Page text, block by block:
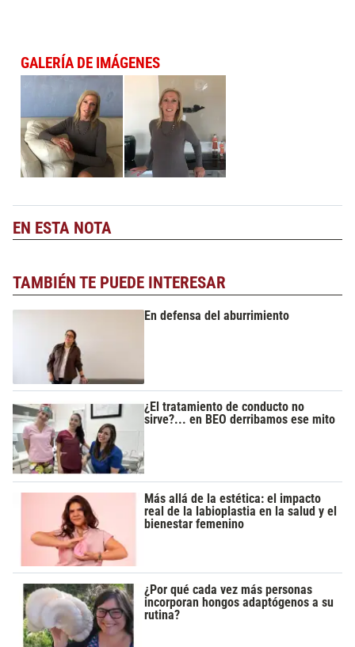
GALERÍA DE IMÁGENES
EN ESTA NOTA
TAMBIÉN TE PUEDE INTERESAR
En defensa del aburrimiento
¿El tratamiento de conducto no
sirve?... en BEO derribamos ese mito
Más allá de la estética: el impacto
real de la labioplastia en la salud y el
bienestar femenino
¿Por qué cada vez más personas
incorporan hongos adaptógenos a su
rutina?